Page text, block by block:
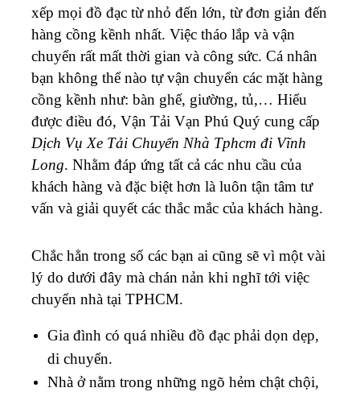
xếp mọi đồ đạc từ nhỏ đến lớn, từ đơn giản đến
hàng cồng kềnh nhất. Việc tháo lắp và vận
chuyển rất mất thời gian và công sức. Cá nhân
bạn không thể nào tự vận chuyển các mặt hàng
cồng kềnh như: bàn ghế, giường, tủ,… Hiểu
được điều đó, Vận Tải Vạn Phú Quý cung cấp
Dịch Vụ Xe Tải Chuyển Nhà Tphcm đi Vĩnh
Long. Nhằm đáp ứng tất cả các nhu cầu của
khách hàng và đặc biệt hơn là luôn tận tâm tư
vấn và giải quyết các thắc mắc của khách hàng.
Chắc hẳn trong số các bạn ai cũng sẽ vì một vài
lý do dưới đây mà chán nản khi nghĩ tới việc
chuyển nhà tại TPHCM.
Gia đình có quá nhiều đồ đạc phải dọn dẹp,
di chuyển.
Nhà ở nằm trong những ngõ hẻm chật chội,